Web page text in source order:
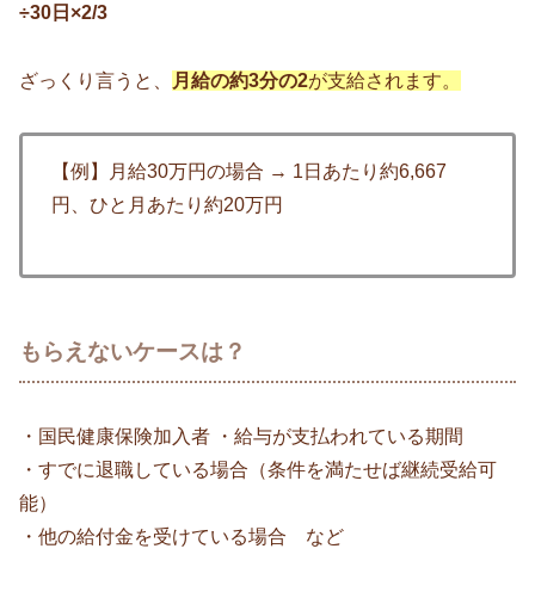
÷30日×2/3
ざっくり言うと、 月給の約3分の2が支給されます。
【例】月給30万円の場合 → 1日あたり約6,667
円、ひと月あたり約20万円
もらえないケースは？
・国民健康保険加入者 ・給与が支払われている期間
・すでに退職している場合（条件を満たせば継続受給可
能）
・他の給付金を受けている場合 など